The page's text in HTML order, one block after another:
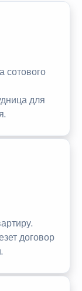
сотового
для
договор